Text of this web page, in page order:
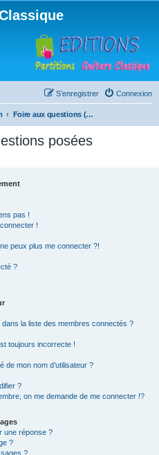
Connexion
S’enregistrer
Foire aux questions (Questions posées fréquemment)
posées
pas !
!
peux plus me connecter ?!
?
la liste des membres connectés ?
toujours incorrecte !
de mon nom d’utilisateur ?
?
on me demande de me connecter !?
une réponse ?
?
?